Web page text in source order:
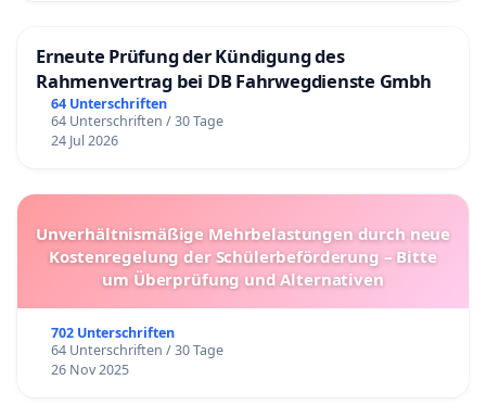
Erneute Prüfung der Kündigung des
Rahmenvertrag bei DB Fahrwegdienste Gmbh
64 Unterschriften
64 Unterschriften / 30 Tage
24 Jul 2026
Unverhältnismäßige Mehrbelastungen durch neue
Kostenregelung der Schülerbeförderung – Bitte
um Überprüfung und Alternativen
702 Unterschriften
64 Unterschriften / 30 Tage
26 Nov 2025